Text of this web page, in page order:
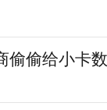
偷偷给小卡